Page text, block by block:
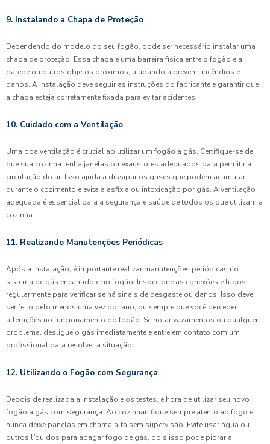
9. Instalando a Chapa de Proteção
Dependendo do modelo do seu fogão, pode ser necessário instalar uma
chapa de proteção. Essa chapa é uma barreira física entre o fogão e a
parede ou outros objetos próximos, ajudando a prevenir incêndios e
danos. A instalação deve seguir as instruções do fabricante e garantir que
a chapa esteja corretamente fixada para evitar acidentes.
10. Cuidado com a Ventilação
Uma boa ventilação é crucial ao utilizar um fogão a gás. Certifique-se de
que sua cozinha tenha janelas ou exaustores adequados para permitir a
circulação do ar. Isso ajuda a dissipar os gases que podem acumular
durante o cozimento e evita a asfixia ou intoxicação por gás. A ventilação
adequada é essencial para a segurança e saúde de todos os que utilizam a
cozinha.
11. Realizando Manutenções Periódicas
Após a instalação, é importante realizar manutenções periódicas no
sistema de gás encanado e no fogão. Inspecione as conexões e tubos
regularmente para verificar se há sinais de desgaste ou danos. Isso deve
ser feito pelo menos uma vez por ano, ou sempre que você perceber
alterações no funcionamento do fogão. Se notar vazamentos ou qualquer
problema, desligue o gás imediatamente e entre em contato com um
profissional para resolver a situação.
12. Utilizando o Fogão com Segurança
Depois de realizada a instalação e os testes, é hora de utilizar seu novo
fogão a gás com segurança. Ao cozinhar, fique sempre atento ao fogo e
nunca deixe panelas em chama alta sem supervisão. Evite usar água ou
outros líquidos para apagar fogo de gás, pois isso pode piorar a